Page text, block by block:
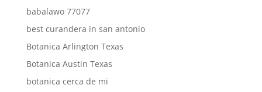
babalawo 77077
best curandera in san antonio
Botanica Arlington Texas
Botanica Austin Texas
botanica cerca de mi